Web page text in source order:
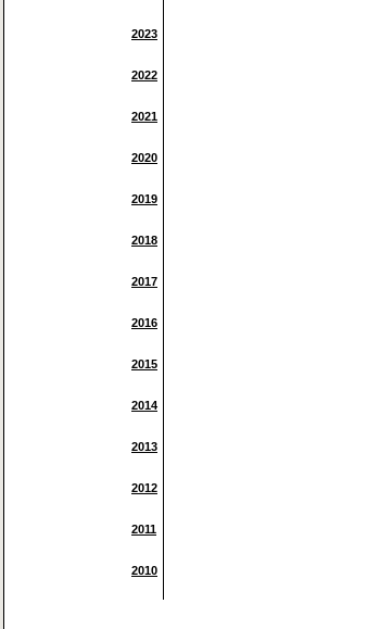
2023
2022
2021
2020
2019
2018
2017
2016
2015
2014
2013
2012
2011
2010